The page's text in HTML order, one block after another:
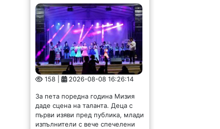
158 | 2026-08-08 16:26:14
За пета поредна година Мизия
даде сцена на таланта. Деца с
първи изяви пред публика, млади
изпълнители с вече спечелени